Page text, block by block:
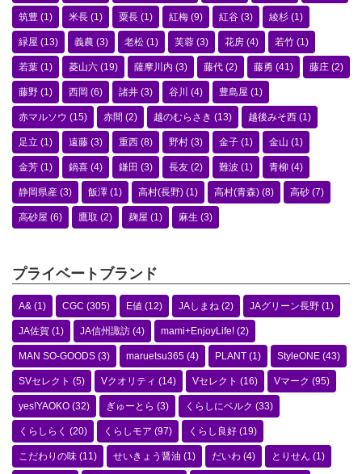
筑豊 (1) 米長 (1) 粟長 (1) 紅梅 (9) 紅谷 (3) 綾杉 (1)
緑屋 (13) 義農 (3) 老松 (1) 芙蓉 (3) 花房 (4) 若竹 (1)
若葉 (1) 菱山六 (19) 薩摩川内 (3) 藤代 (2) 藤勇 (41) 藤庄 (2)
藤野 (1) 西岡 (6) 諸井 (3) 谷川 (4) 豊島屋 (1)
赤マルソウ (15) 赤間 (2) 越のむらさき (13) 越後みそ西 (1)
足立 (1) 遠藤 (3) 重西 (8) 野村 (3) 金子 (1) 金山 (1)
金芳 (1) 鍋喜 (4) 鎌田 (3) 長友 (2) 難波 (1) 青柳 (4)
静岡県産 (3) 飯澤 (1) 高村(長野) (1) 高村(青森) (8) 高砂 (7)
高砂屋 (6) 鷹取 (2) 麹屋 (1) 麻生 (3)
プライベートブランド
A& (1) CGC (305) E値 (12) JAしまね (2) JAグリーン長野 (1)
JA佐賀 (1) JA信州諏訪 (4) mami+EnjoyLife! (2)
MAN SO-GOODS (3) maruetsu365 (4) PLANT (1) StyleONE (43)
SVセレクト (5) Vクオリティ (14) Vセレクト (16) Vマーク (95)
yes!YAOKO (32) ぎゅーとら (3) くらしにベルク (33)
くらしらく (20) くらしモア (97) くらし良好 (19)
こだわりの味 (11) せいきょう醤油 (1) だいわ (4) とりせん (1)